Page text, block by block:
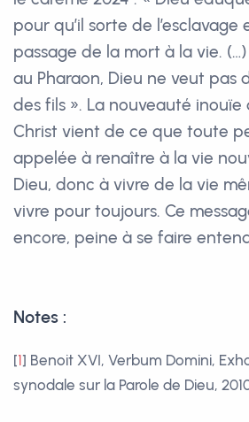
pour qu’il sorte de
passage de la mort à la vie.
au Pharaon, Dieu ne veut pas
des fils ». La nouveauté inouïe
Christ vient de ce que toute
appelée à renaître à la vie
Dieu, donc à vivre de la vie
vivre pour toujours. Ce
encore, peine à se faire
Notes :
[1] Benoit XVI, Verbum Domini,
synodale sur la Parole de Dieu,